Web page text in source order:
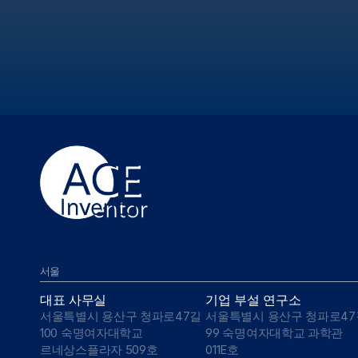
서울
대표 사무실
서울특별시 용산구 청파로47길
100 숙명여자대학교
르네상스플라자 509호
기업 부설 연구소
서울특별시 용산구 청파로47
99 숙명여자대학교 과학관
011E호